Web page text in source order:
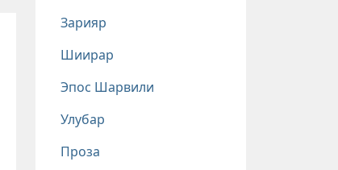
Зарияр
Шиирар
Эпос Шарвили
Улубар
Проза